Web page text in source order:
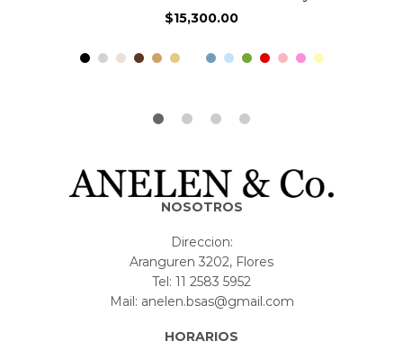
$15,300.00
NOSOTROS
Direccion:
Aranguren 3202, Flores
Tel: 11 2583 5952
Mail: anelen.bsas@gmail.com
HORARIOS